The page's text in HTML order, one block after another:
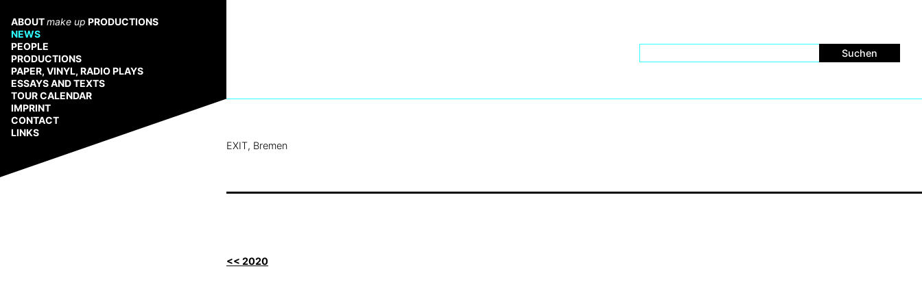
Inhalt
springen
ABOUTmake up PRODUCTIONS
NEWS
PEOPLE
PRODUCTIONS
PAPER, VINYL, RADIO PLAYS
ESSAYS AND TEXTS
TOUR CALENDAR
IMPRINT
CONTACT
LINKS
EXIT, Bremen
<< 2020